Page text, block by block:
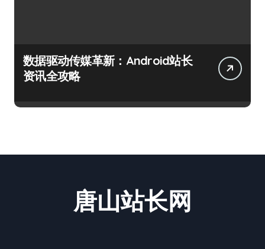
数据驱动传媒革新：Android站长
资讯全攻略
唐山站长网